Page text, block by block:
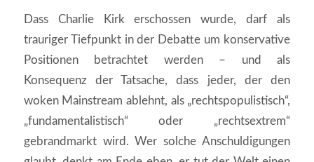
Dass Charlie Kirk erschossen wurde, darf als
trauriger Tiefpunkt in der Debatte um konservative
Positionen betrachtet werden – und als
Konsequenz der Tatsache, dass jeder, der den
woken Mainstream ablehnt, als „rechtspopulistisch“,
„fundamentalistisch“ oder „rechtsextrem“
gebrandmarkt wird. Wer solche Anschuldigungen